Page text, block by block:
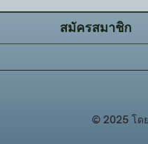
สมัครสมาชิก
© 2025 โด